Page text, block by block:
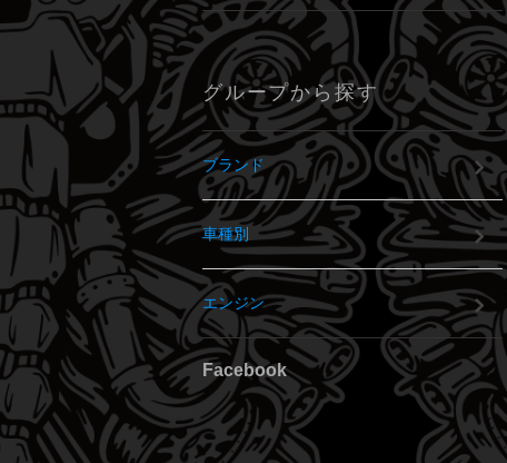
グループから探す
ブランド
車種別
エンジン
Facebook